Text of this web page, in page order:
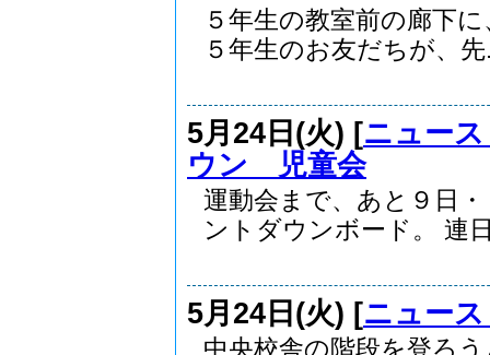
５年生の教室前の廊下
５年生のお友だちが、先
5月24日(火) [ニュー
ウン 児童会
運動会まで、あと９日
ントダウンボード。 連
5月24日(火) [ニュー
中央校舎の階段を登ろ